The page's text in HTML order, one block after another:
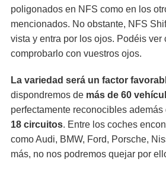
poligonados en NFS como en los
mencionados. No obstante, NFS
vista y entra por los ojos. Podéis ver
comprobarlo con vuestros ojos.
La variedad será un factor
dispondremos de más de 60
perfectamente reconocibles
18 circuitos. Entre los coches
como Audi, BMW, Ford, Porsche,
más, no nos podremos quejar por